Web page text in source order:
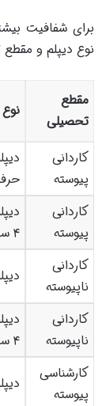
برای شفافیت
نوع دیپلم و
مقطع
تحصیلی
کاردانی
پیوسته
کاردانی
پیوسته
۴ ساله)
کاردانی
ناپیوسته
کاردانی
ناپیوسته
۴ ساله)
کارشناسی
پیوسته